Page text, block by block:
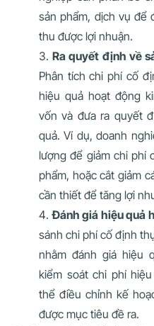
sản phẩm, dịch vụ để
thu được lợi nhuận.
Ra quyết định về
Phân tích chi phí cố
hiệu quả hoạt động
vốn và đưa ra quyết
quả. Ví dụ, doanh
lượng để giảm chi phí
phẩm, hoặc cắt giảm
cần thiết để tăng lợi
Đánh giá hiệu quả
sánh chi phí cố định
nhằm đánh giá hiệu
kiểm soát chi phí
thể điều chỉnh kế
được mục tiêu đề ra.